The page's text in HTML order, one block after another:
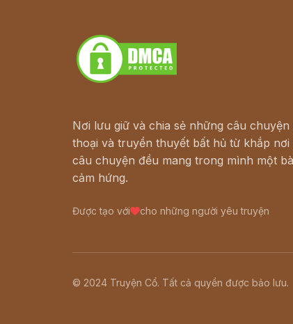
Nơi lưu giữ và chia sẻ những câu
thoại và truyền thuyết bất hủ từ khắp nơi
câu chuyện đều mang trong mình một
cảm hứng.
Được tạo với cho những người yêu truyện
© 2024 Truyện Cổ. Tất cả quyền được bảo lưu.